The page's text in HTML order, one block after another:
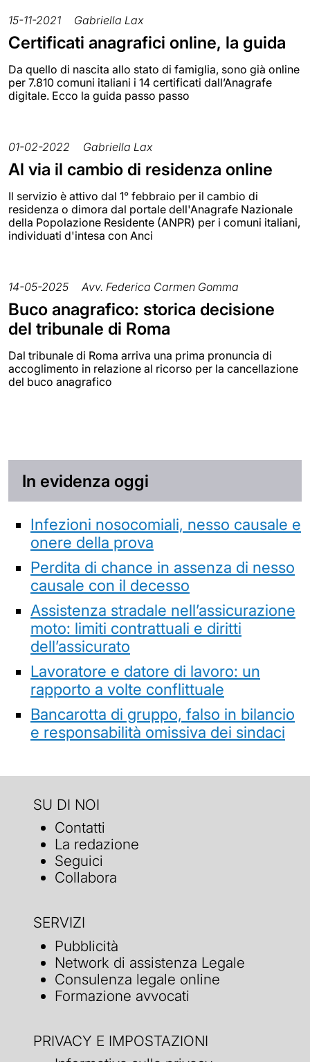
15-11-2021 Gabriella Lax
Certificati anagrafici online, la guida
Da quello di nascita allo stato di famiglia, sono già online
per 7.810 comuni italiani i 14 certificati dall’Anagrafe
digitale. Ecco la guida passo passo
01-02-2022 Gabriella Lax
Al via il cambio di residenza online
Il servizio è attivo dal 1° febbraio per il cambio di
residenza o dimora dal portale dell'Anagrafe Nazionale
della Popolazione Residente (ANPR) per i comuni italiani,
individuati d'intesa con Anci
14-05-2025 Avv. Federica Carmen Gomma
Buco anagrafico: storica decisione
del tribunale di Roma
Dal tribunale di Roma arriva una prima pronuncia di
accoglimento in relazione al ricorso per la cancellazione
del buco anagrafico
In evidenza oggi
Infezioni nosocomiali, nesso causale e
onere della prova
Perdita di chance in assenza di nesso
causale con il decesso
Assistenza stradale nell’assicurazione
moto: limiti contrattuali e diritti
dell’assicurato
Lavoratore e datore di lavoro: un
rapporto a volte conflittuale
Bancarotta di gruppo, falso in bilancio
e responsabilità omissiva dei sindaci
SU DI NOI
Contatti
La redazione
Seguici
Collabora
SERVIZI
Pubblicità
Network di assistenza Legale
Consulenza legale online
Formazione avvocati
PRIVACY E IMPOSTAZIONI